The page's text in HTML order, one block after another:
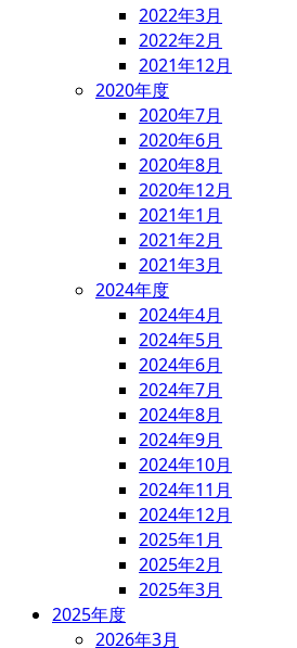
2022年3月
2022年2月
2021年12月
2020年度
2020年7月
2020年6月
2020年8月
2020年12月
2021年1月
2021年2月
2021年3月
2024年度
2024年4月
2024年5月
2024年6月
2024年7月
2024年8月
2024年9月
2024年10月
2024年11月
2024年12月
2025年1月
2025年2月
2025年3月
2025年度
2026年3月